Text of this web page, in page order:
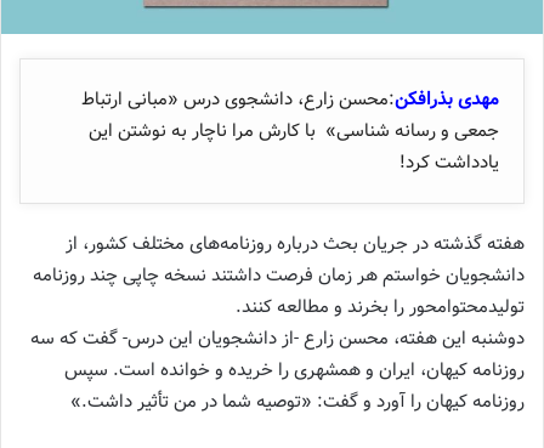
مهدی بذرافکن:محسن زارع، دانشجوی درس «مبانی ارتباط
جمعی و رسانه شناسی» با کارش مرا ناچار به نوشتن این
یادداشت کرد!
هفته گذشته در جریان بحث درباره روزنامه‌های مختلف کشور، از
دانشجویان خواستم هر زمان فرصت داشتند نسخه چاپی چند روزنامه
تولیدمحتوامحور را بخرند و مطالعه کنند.
دوشنبه این هفته، محسن زارع -از دانشجویان این درس- گفت که سه
روزنامه کیهان، ایران و همشهری را خریده و خوانده است. سپس
روزنامه کیهان را آورد و گفت: «توصیه شما در من تأثیر داشت.»